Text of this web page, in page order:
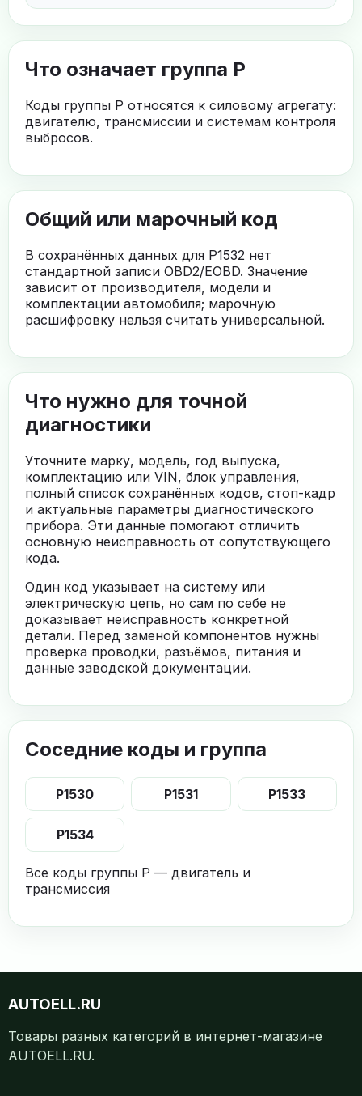
Что означает группа P
Коды группы P относятся к силовому агрегату:
двигателю, трансмиссии и системам контроля
выбросов.
Общий или марочный код
В сохранённых данных для P1532 нет
стандартной записи OBD2/EOBD. Значение
зависит от производителя, модели и
комплектации автомобиля; марочную
расшифровку нельзя считать универсальной.
Что нужно для точной
диагностики
Уточните марку, модель, год выпуска,
комплектацию или VIN, блок управления,
полный список сохранённых кодов, стоп-кадр
и актуальные параметры диагностического
прибора. Эти данные помогают отличить
основную неисправность от сопутствующего
кода.
Один код указывает на систему или
электрическую цепь, но сам по себе не
доказывает неисправность конкретной
детали. Перед заменой компонентов нужны
проверка проводки, разъёмов, питания и
данные заводской документации.
Соседние коды и группа
P1530 P1531 P1533
P1534
Все коды группы P — двигатель и
трансмиссия
AUTOELL.RU
Товары разных категорий в интернет-магазине
AUTOELL.RU.